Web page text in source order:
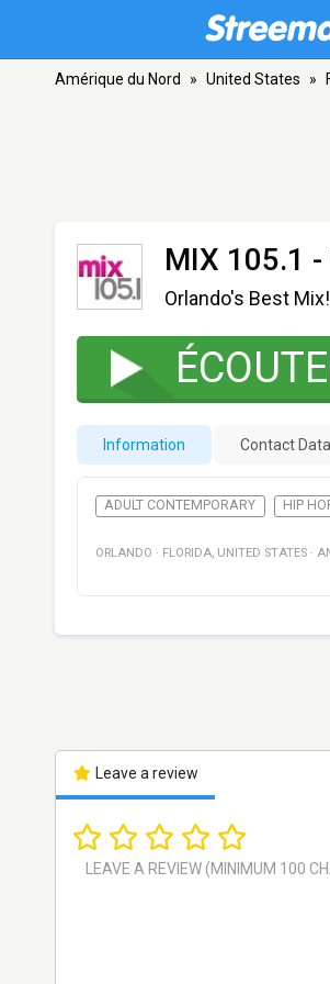
Amérique du Nord » United States »
MIX 105.1 -
Orlando's Best Mix!
Information Contact Data
ADULT CONTEMPORARY HIP
ORLANDO · FLORIDA, UNITED STATES ·
Leave a review